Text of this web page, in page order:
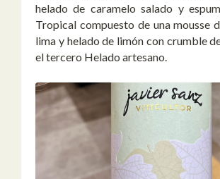
helado de caramelo salado y
Tropical compuesto de una mousse
lima y helado de limón con crumble
el tercero Helado artesano.